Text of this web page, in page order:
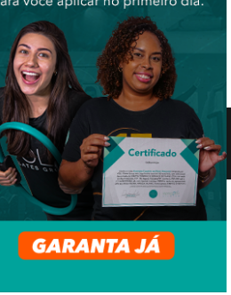
(posturas) e pranayamas
podem nos trazer. Além da
Group. Todos os direitos